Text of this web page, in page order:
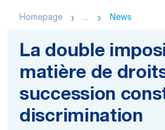
Homepage ... News
La double
matière de
succession
discrimination